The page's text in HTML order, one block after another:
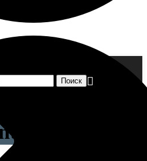
content
Поиск
2016